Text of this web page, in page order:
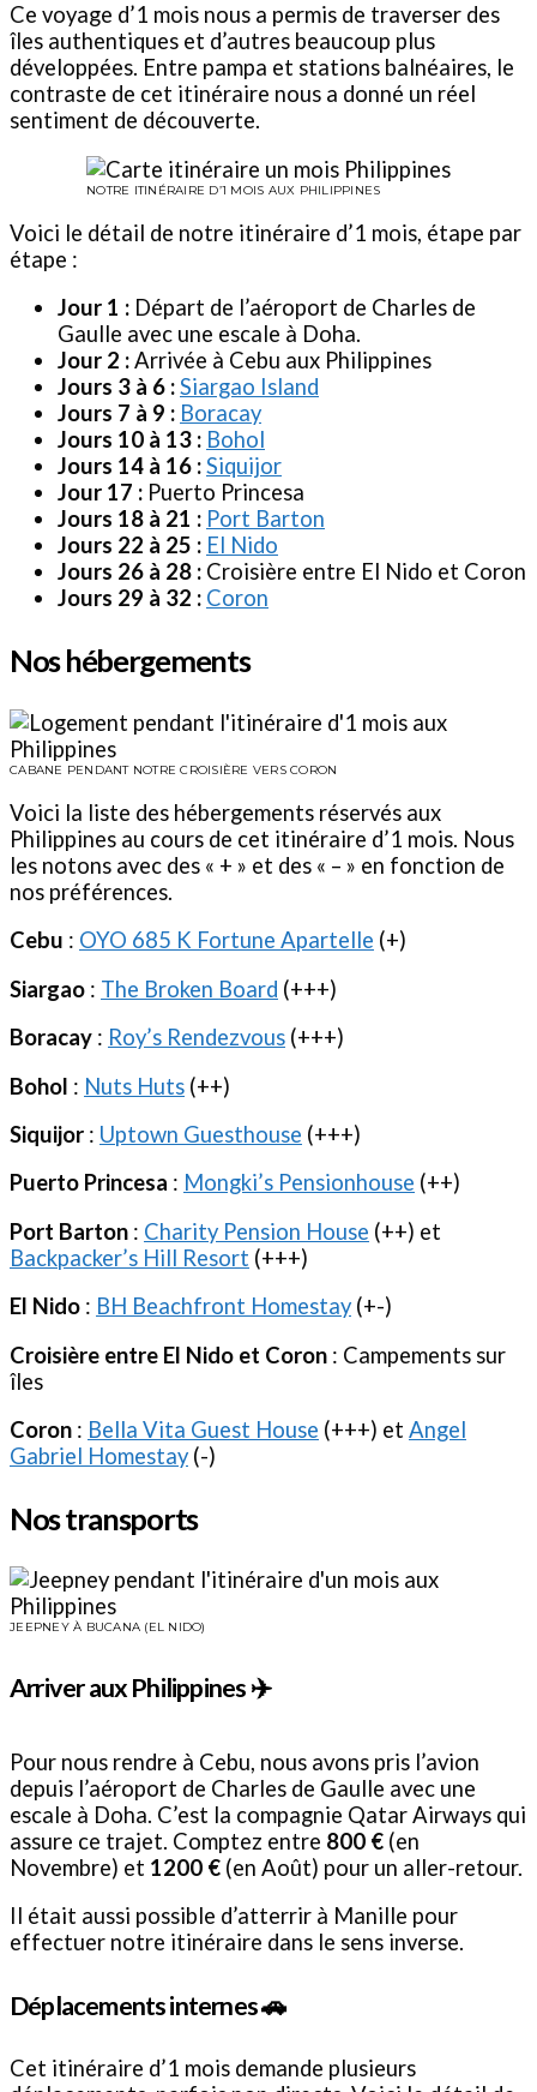
Ce voyage d’1 mois nous a permis de traverser des
îles authentiques et d’autres beaucoup plus
développées. Entre pampa et stations balnéaires, le
contraste de cet itinéraire nous a donné un réel
sentiment de découverte.
NOTRE ITINÉRAIRE D’1 MOIS AUX PHILIPPINES
Voici le détail de notre itinéraire d’1 mois, étape par
étape :
Jour 1 : Départ de l’aéroport de Charles de
Gaulle avec une escale à Doha.
Jour 2 :Arrivée à Cebu aux Philippines
Jours 3 à 6 :Siargao Island
Jours 7 à 9 : Boracay
Jours 10 à 13 : Bohol
Jours 14 à 16 :Siquijor
Jour 17 : Puerto Princesa
Jours 18 à 21 : Port Barton
Jours 22 à 25 : El Nido
Jours 26 à 28 : Croisière entre El Nido et Coron
Jours 29 à 32 : Coron
Nos hébergements
CABANE PENDANT NOTRE CROISIÈRE VERS CORON
Voici la liste des hébergements réservés aux
Philippines au cours de cet itinéraire d’1 mois. Nous
les notons avec des « + » et des « – » en fonction de
nos préférences.
Cebu : OYO 685 K Fortune Apartelle (+)
Siargao : The Broken Board (+++)
Boracay : Roy’s Rendezvous (+++)
Bohol : Nuts Huts (++)
Siquijor : Uptown Guesthouse (+++)
Puerto Princesa : Mongki’s Pensionhouse (++)
Port Barton : Charity Pension House (++) et
Backpacker’s Hill Resort (+++)
El Nido : BH Beachfront Homestay (+-)
Croisière entre El Nido et Coron : Campements sur
îles
Coron : Bella Vita Guest House (+++) et Angel
Gabriel Homestay (-)
Nos transports
JEEPNEY À BUCANA (EL NIDO)
Arriver aux Philippines ✈️
Pour nous rendre à Cebu, nous avons pris l’avion
depuis l’aéroport de Charles de Gaulle avec une
escale à Doha. C’est la compagnie Qatar Airways qui
assure ce trajet. Comptez entre 800 € (en
Novembre) et 1200 € (en Août) pour un aller-retour.
Il était aussi possible d’atterrir à Manille pour
effectuer notre itinéraire dans le sens inverse.
Déplacements internes 🚗
Cet itinéraire d’1 mois demande plusieurs